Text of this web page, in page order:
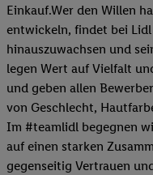
Einkauf.Wer den Willen
entwickeln, findet bei
hinauszuwachsen und
legen Wert auf Vielfalt
und geben allen
von Geschlecht,
Im #teamlidl begegnen
auf einen starken
gegenseitig Vertrauen